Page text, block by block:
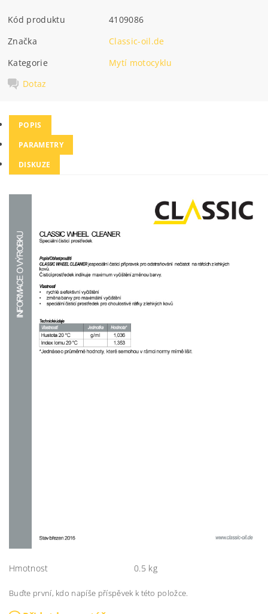
Kód produktu
4109086
Značka
Classic-oil.de
Kategorie
Mytí motocyklu
Dotaz
POPIS
PARAMETRY
DISKUZE
Hmotnost 0.5 kg
Buďte první, kdo napíše příspěvek k této položce.